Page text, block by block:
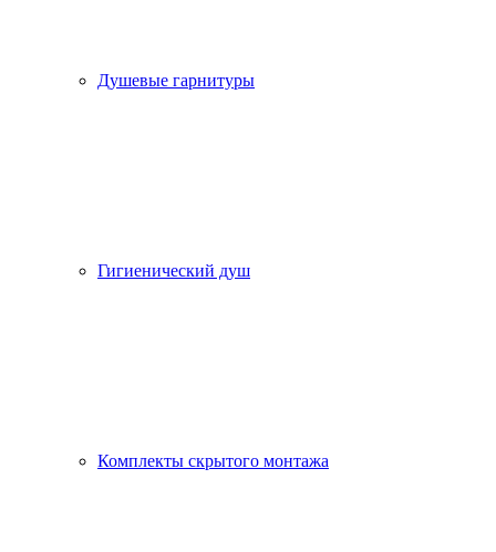
Душевые гарнитуры
Гигиенический душ
Комплекты скрытого монтажа